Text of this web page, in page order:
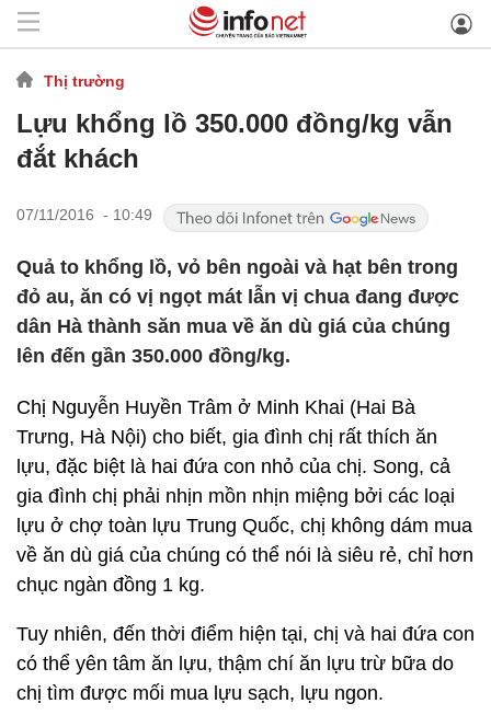
Thị trường
Lựu khổng lồ 350.000 đồng/kg vẫn
đắt khách
07/11/2016 - 10:49
Quả to khổng lồ, vỏ bên ngoài và hạt bên trong
đỏ au, ăn có vị ngọt mát lẫn vị chua đang được
dân Hà thành săn mua về ăn dù giá của chúng
lên đến gần 350.000 đồng/kg.
Chị Nguyễn Huyền Trâm ở Minh Khai (Hai Bà
Trưng, Hà Nội) cho biết, gia đình chị rất thích ăn
lựu, đặc biệt là hai đứa con nhỏ của chị. Song, cả
gia đình chị phải nhịn mồn nhịn miệng bởi các loại
lựu ở chợ toàn lựu Trung Quốc, chị không dám mua
về ăn dù giá của chúng có thể nói là siêu rẻ, chỉ hơn
chục ngàn đồng 1 kg.
Tuy nhiên, đến thời điểm hiện tại, chị và hai đứa con
có thể yên tâm ăn lựu, thậm chí ăn lựu trừ bữa do
chị tìm được mối mua lựu sạch, lựu ngon.